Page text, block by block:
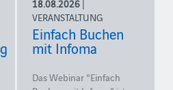
18.08.2026 |
VERANSTALTUNG
Einfach Buchen
mit Infoma
Das Webinar "Einfach